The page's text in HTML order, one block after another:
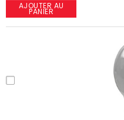
AJOUTER AU
PANIER